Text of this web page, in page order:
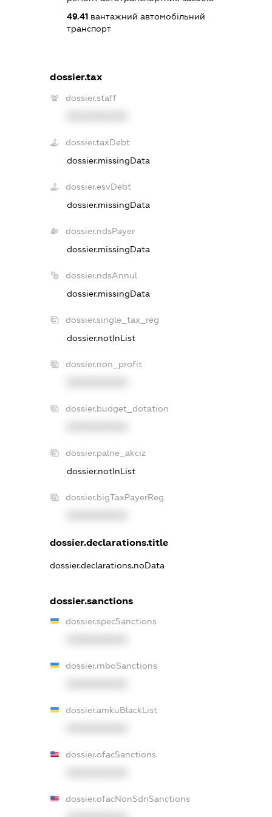
49.41 вантажний автомобільний
транспорт
dossier.tax
dossier.staff
dossier.taxDebt
dossier.missingData
dossier.esvDebt
dossier.missingData
dossier.ndsPayer
dossier.missingData
dossier.ndsAnnul
dossier.missingData
dossier.single_tax_reg
dossier.notInList
dossier.non_profit
dossier.budget_dotation
dossier.palne_akciz
dossier.notInList
dossier.bigTaxPayerReg
dossier.declarations.title
dossier.declarations.noData
dossier.sanctions
dossier.specSanctions
dossier.rnboSanctions
dossier.amkuBlackList
dossier.ofacSanctions
dossier.ofacNonSdnSanctions